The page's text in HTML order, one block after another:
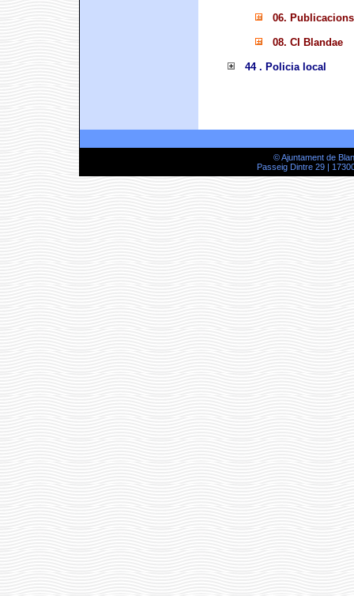
06. Publicacions
08. CI Blandae
44 . Policia local
© Ajuntament de
Passeig Dintre 29 |